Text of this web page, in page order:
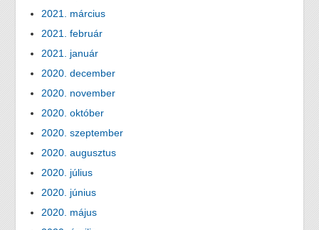
2021. március
2021. február
2021. január
2020. december
2020. november
2020. október
2020. szeptember
2020. augusztus
2020. július
2020. június
2020. május